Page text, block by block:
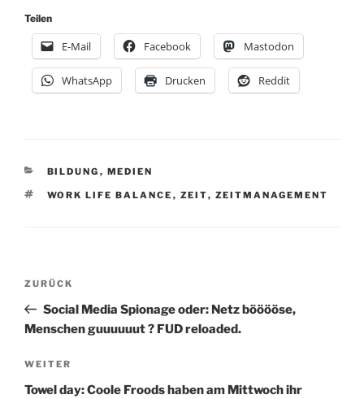
Teilen
E-Mail Facebook Mastodon
WhatsApp Drucken Reddit
KATEGORIEN
BILDUNG , MEDIEN
SCHLAGWÖRTER
WORK LIFE BALANCE , ZEIT, ZEITMANAGEMENT
Beitragsnavigation
Vorheriger
Beitrag
ZURÜCK
Social Media Spionage oder: Netz bööööse,
Menschen guuuuuut ? FUD reloaded.
Nächster
Beitrag
WEITER
Towel day: Coole Froods haben am Mittwoch ihr